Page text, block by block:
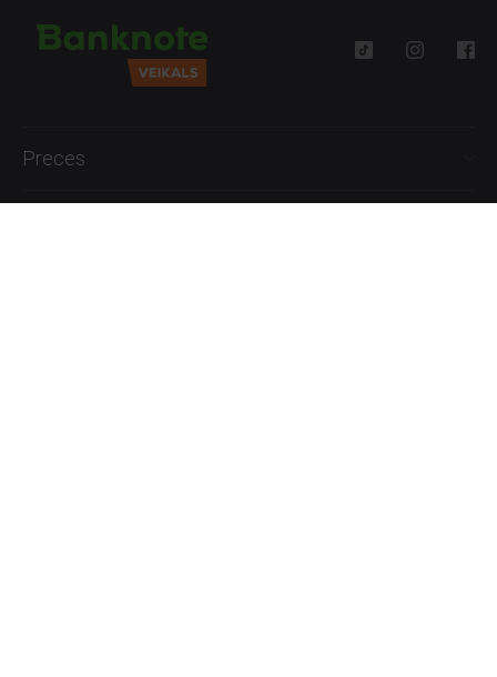
Preces